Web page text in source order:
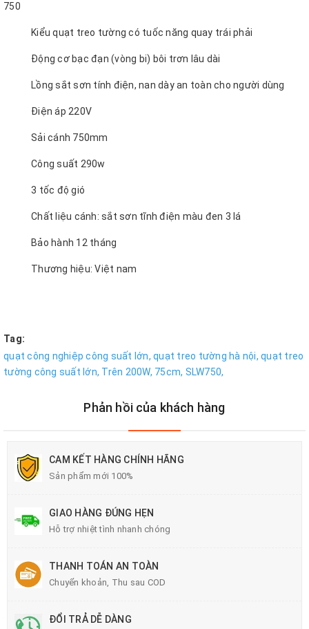
750
Kiểu quạt treo tường có tuốc năng quay trái phải
Động cơ bạc đạn (vòng bi) bôi trơn lâu dài
Lồng sắt sơn tính điện, nan dày an toàn cho người dùng
Điện áp 220V
Sải cánh 750mm
Công suất 290w
3 tốc độ gió
Chất liệu cánh: sắt sơn tĩnh điện màu đen 3 lá
Bảo hành 12 tháng
Thương hiệu: Việt nam
Tag:
quạt công nghiệp công suất lớn, quạt treo tường hà nội, quạt treo
tường công suất lớn, Trên 200W, 75cm, SLW750,
Phản hồi của khách hàng
CAM KẾT HÀNG CHÍNH HÃNG
Sản phẩm mới 100%
GIAO HÀNG ĐÚNG HẸN
Hỗ trợ nhiệt tình nhanh chóng
THANH TOÁN AN TOÀN
Chuyển khoản, Thu sau COD
ĐỔI TRẢ DỄ DÀNG